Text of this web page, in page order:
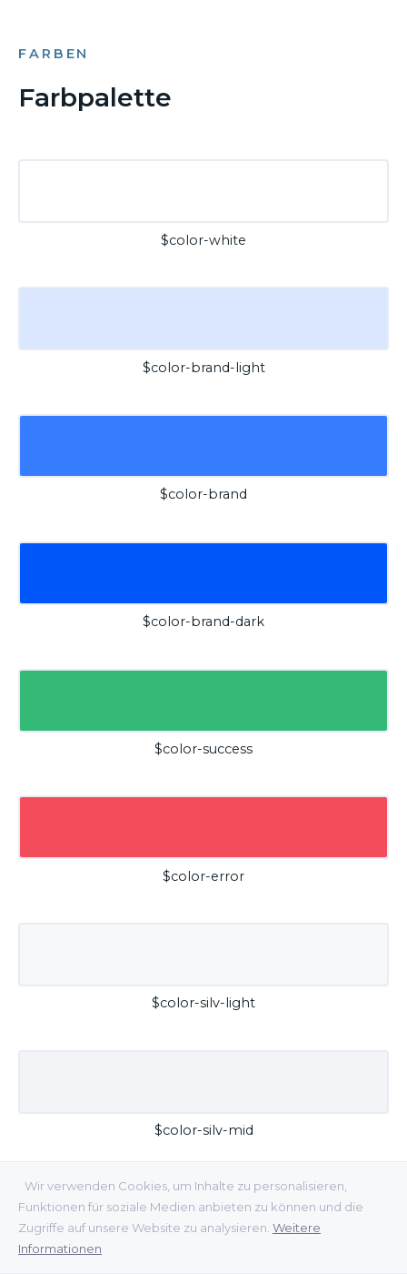
Wir verwenden Cookies, um Inhalte zu personalisieren,
Funktionen für soziale Medien anbieten zu können und die
Zugriffe auf unsere Website zu analysieren. Weitere
Informationen
FARBEN
Farbpalette
$color-white
$color-brand-light
$color-brand
$color-brand-dark
$color-success
$color-error
$color-silv-light
$color-silv-mid